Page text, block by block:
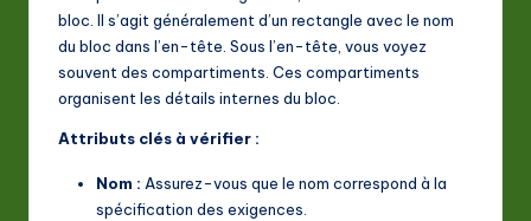
bloc. Il s’agit généralement d’un rectangle avec le nom
du bloc dans l’en-tête. Sous l’en-tête, vous voyez
souvent des compartiments. Ces compartiments
organisent les détails internes du bloc.
Attributs clés à vérifier :
Nom : Assurez-vous que le nom correspond à la
spécification des exigences.